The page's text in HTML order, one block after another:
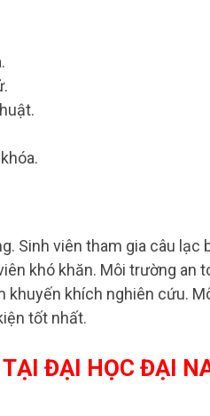
Sinh viên tham gia câu lạc
khó khăn. Môi trường an
khích nghiên cứu.
tốt nhất.
TẠI ĐẠI HỌC ĐẠI